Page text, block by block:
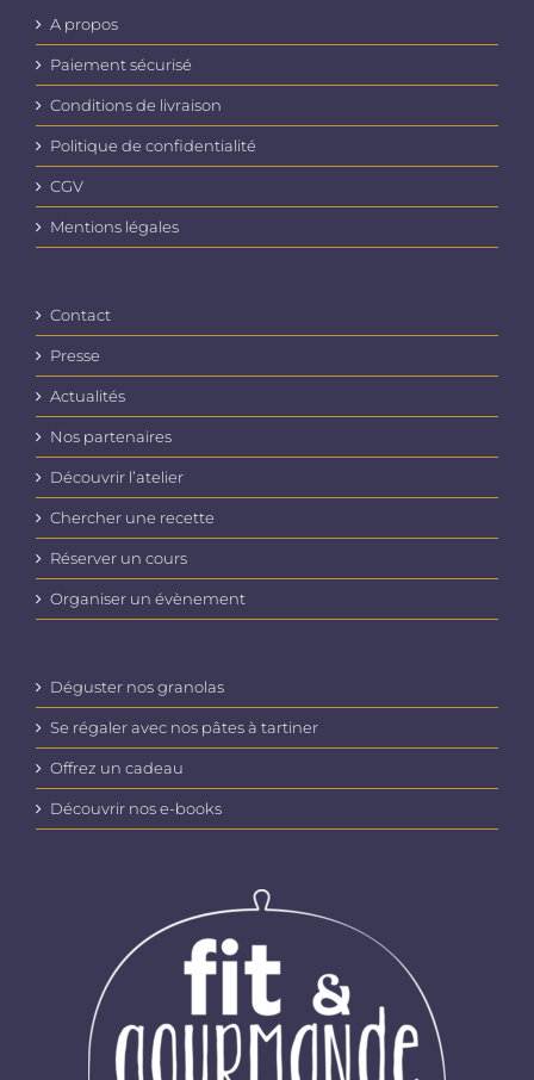
A propos
Paiement sécurisé
Conditions de livraison
Politique de confidentialité
CGV
Mentions légales
Contact
Presse
Actualités
Nos partenaires
Découvrir l’atelier
Chercher une recette
Réserver un cours
Organiser un évènement
Déguster nos granolas
Se régaler avec nos pâtes à tartiner
Offrez un cadeau
Découvrir nos e-books